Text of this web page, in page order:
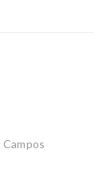
Campos